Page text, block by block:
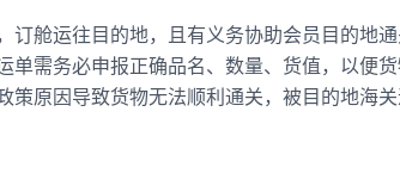
订舱运往目的地，且有义务协助会员目的地
单需务必申报正确品名、数量、货值，以便
策原因导致货物无法顺利通关，被目的地海